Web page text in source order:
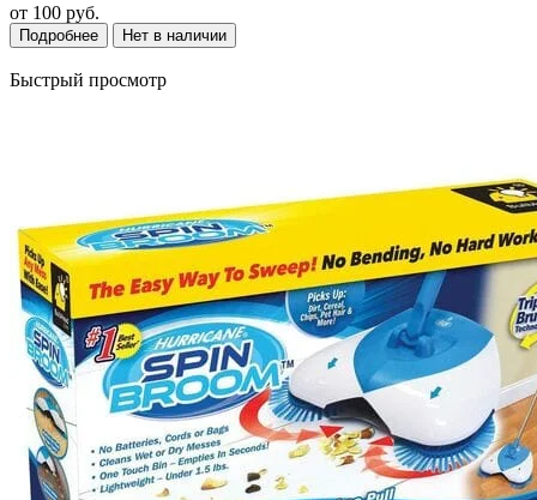
от 100 руб.
Подробнее Нет в наличии
Быстрый просмотр